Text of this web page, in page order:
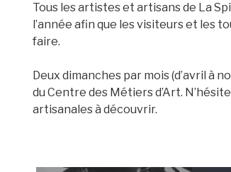
Tous les artistes et artisans de La
l’année afin que les visiteurs et les
faire.
Deux dimanches par mois (d’avril à
du Centre des Métiers d’Art.
artisanales à découvrir.